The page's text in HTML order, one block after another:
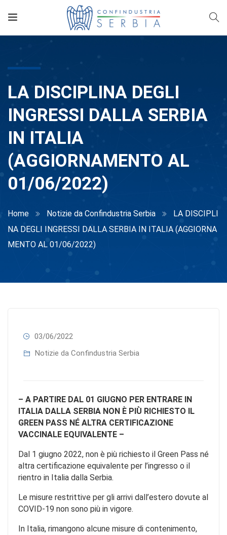
LA DISCIPLINA DEGLI
INGRESSI DALLA SERBIA
IN ITALIA
(AGGIORNAMENTO AL
01/06/2022)
Home Notizie da Confindustria Serbia
LA DISCIPLI
NA DEGLI INGRESSI DALLA SERBIA IN ITALIA (AGGIORNA
MENTO AL 01/06/2022)
03/06/2022
Notizie da Confindustria Serbia
– A PARTIRE DAL 01 GIUGNO PER ENTRARE IN
ITALIA DALLA SERBIA NON È PIÙ RICHIESTO IL
GREEN PASS NÉ ALTRA CERTIFICAZIONE
VACCINALE EQUIVALENTE –
Dal 1 giugno 2022, non è più richiesto il Green Pass né
altra certificazione equivalente per l’ingresso o il
rientro in Italia dalla Serbia.
Le misure restrittive per gli arrivi dall’estero dovute al
COVID-19 non sono più in vigore.
In Italia, rimangono alcune misure di contenimento,